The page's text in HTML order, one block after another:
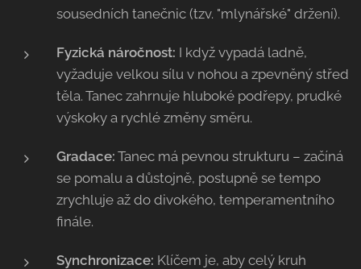
sousedních tanečnic (tzv. "mlynářské" držení).
Fyzická náročnost: I když vypadá ladně,
vyžaduje velkou sílu v nohou a zpevněný střed
těla. Tanec zahrnuje hluboké podřepy, prudké
výskoky a rychlé změny směru.
Gradace: Tanec má pevnou strukturu – začíná
se pomalu a důstojně, postupně se tempo
zrychluje až do divokého, temperamentního
finále.
Synchronizace: Klíčem je, aby celý kruh